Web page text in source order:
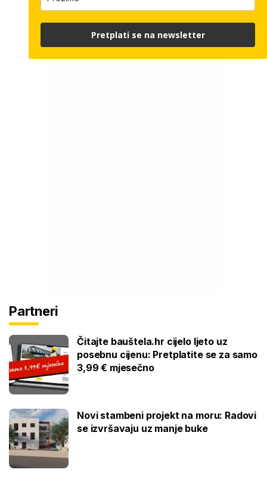
Partneri
Čitajte bauštela.hr cijelo ljeto uz
posebnu cijenu: Pretplatite se za samo
3,99 € mjesečno
Novi stambeni projekt na moru: Radovi
se izvršavaju uz manje buke
Pretplati se na newsletter